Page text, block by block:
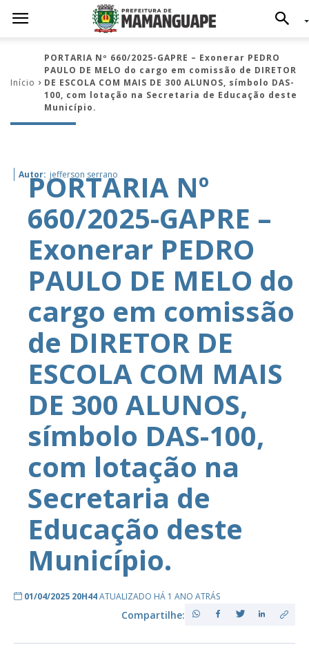
Início
PORTARIA Nº 660/2025-GAPRE – Exonerar PEDRO
PAULO DE MELO do cargo em comissão de DIRETOR
DE ESCOLA COM MAIS DE 300 ALUNOS, símbolo DAS-
100, com lotação na Secretaria de Educação deste
Município.
Autor: jefferson serrano
PORTARIA Nº
660/2025-GAPRE –
Exonerar PEDRO
PAULO DE MELO do
cargo em comissão
de DIRETOR DE
ESCOLA COM MAIS
DE 300 ALUNOS,
símbolo DAS-100,
com lotação na
Secretaria de
Educação deste
Município.
01/04/2025 20H44ATUALIZADO HÁ 1 ANO ATRÁS
Compartilhe: